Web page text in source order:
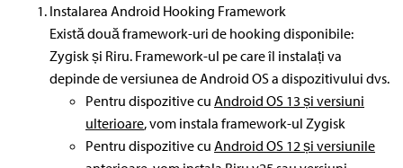
Instalarea Android Hooking Framework
Există două framework-uri de hooking disponibile:
Zygisk și Riru. Framework-ul pe care îl instalați va
depinde de versiunea de Android OS a dispozitivului dvs.
Pentru dispozitive cu Android OS 13 și versiuni
ulterioare, vom instala framework-ul Zygisk
Pentru dispozitive cu Android OS 12 și versiunile